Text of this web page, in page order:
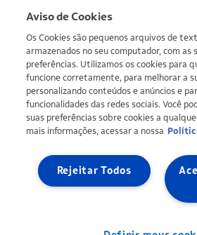
More informations
Copyright © Ipiranga Produtos de
Site mapPrivacy Policy Definir
Aviso de Cookies
Os Cookies são pequenos arquivos de
armazenados no seu computador, com as
preferências. Utilizamos os cookies para
funcione corretamente, para melhorar a
personalizando conteúdos e anúncios e
funcionalidades das redes sociais. Você
suas preferências sobre cookies a
mais informações, acessar a nossa
Rejeitar Todos